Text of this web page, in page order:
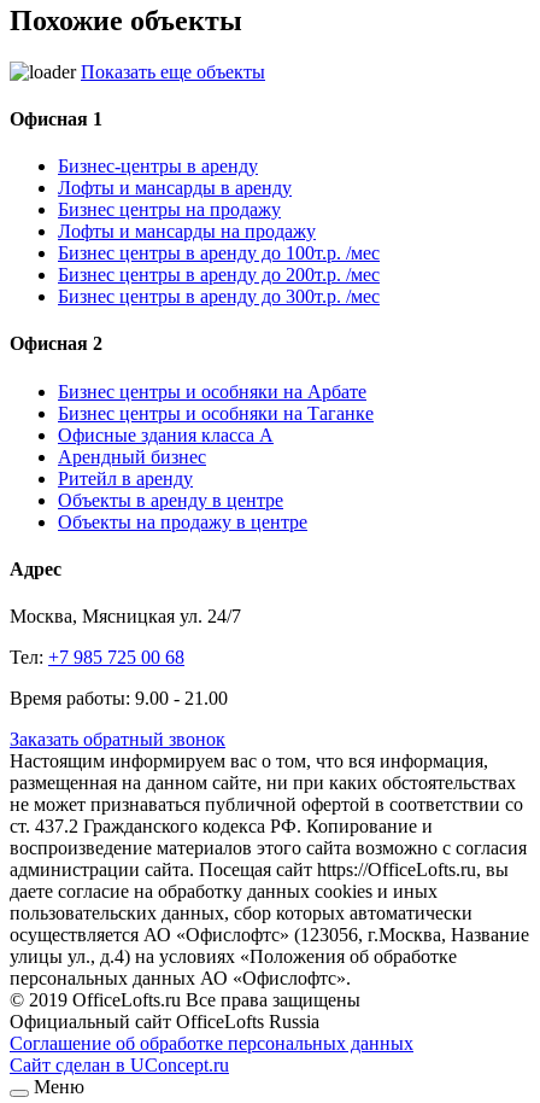
Похожие объекты
Показать еще объекты
Офисная 1
Бизнес-центры в аренду
Лофты и мансарды в аренду
Бизнес центры на продажу
Лофты и мансарды на продажу
Бизнес центры в аренду до 100т.р. /мес
Бизнес центры в аренду до 200т.р. /мес
Бизнес центры в аренду до 300т.р. /мес
Офисная 2
Бизнес центры и особняки на Арбате
Бизнес центры и особняки на Таганке
Офисные здания класса А
Арендный бизнес
Ритейл в аренду
Объекты в аренду в центре
Объекты на продажу в центре
Адрес
Москва, Мясницкая ул. 24/7
Тел: +7 985 725 00 68
Время работы: 9.00 - 21.00
Заказать обратный звонок
Настоящим информируем вас о том, что вся информация,
размещенная на данном сайте, ни при каких обстоятельствах
не может признаваться публичной офертой в соответствии со
ст. 437.2 Гражданского кодекса РФ. Копирование и
воспроизведение материалов этого сайта возможно с согласия
администрации сайта. Посещая сайт https://OfficeLofts.ru, вы
даете согласие на обработку данных cookies и иных
пользовательских данных, сбор которых автоматически
осуществляется АО «Офислофтс» (123056, г.Москва, Название
улицы ул., д.4) на условиях «Положения об обработке
персональных данных АО «Офислофтс».
© 2019 OfficeLofts.ru Все права защищены
Официальный сайт OfficeLofts Russia
Соглашение об обработке персональных данных
Сайт сделан в UConcept.ru
Меню